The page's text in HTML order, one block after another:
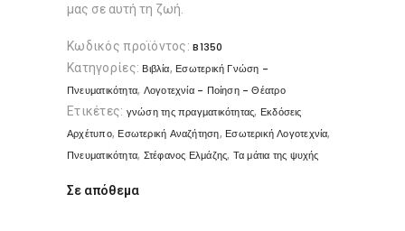
μας σε αυτή τη ζωή.
Κωδικός προϊόντος:B1350
Κατηγορίες: Βιβλία, Εσωτερική Γνώση -
Πνευματικότητα, Λογοτεχνία - Ποίηση - Θέατρο
Ετικέτες: γνώση της πραγματικότητας, Εκδόσεις
Αρχέτυπο, Εσωτερική Αναζήτηση, Εσωτερική Λογοτεχνία,
Πνευματικότητα, Στέφανος Ελμάζης, Τα μάτια της ψυχής
Σε απόθεμα